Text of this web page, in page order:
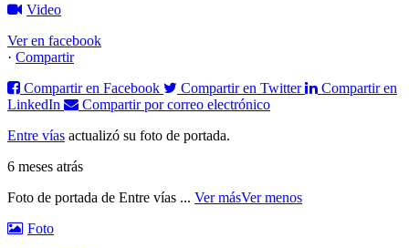
Video
Ver en facebook
· Compartir
Compartir en Facebook
Compartir en Twitter
Compartir en
LinkedIn
Compartir por correo electrónico
Entre vías actualizó su foto de portada.
6 meses atrás
Foto de portada de Entre vías ... Ver másVer menos
Foto